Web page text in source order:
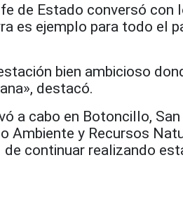
de Estado conversó con
es ejemplo para todo el
bien ambicioso
destacó.
a cabo en Botoncillo,
Ambiente y Recursos
continuar realizando